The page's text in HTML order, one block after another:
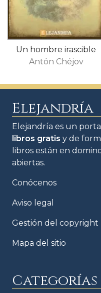
Un hombre irascible
Antón Chéjov
Elejandría
Elejandría es un
libros gratis y de
libros están en
abiertas.
Conócenos
Aviso legal
Gestión del copyright
Mapa del sitio
Categorías